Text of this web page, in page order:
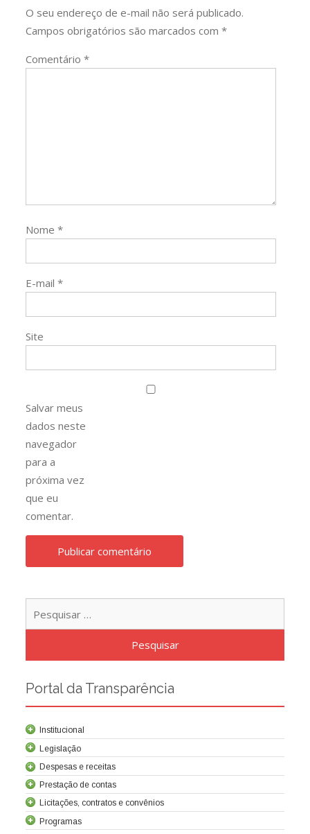
O seu endereço de e-mail não será publicado.
Campos obrigatórios são marcados com*
Comentário*
Nome*
E-mail*
Site
Salvar meus
dados neste
navegador
para a
próxima vez
que eu
comentar.
Portal da Transparência
Institucional
Legislação
Leis relacionadas
Despesas e receitas
Prestação de contas
Licitações, contratos e convênios
Programas